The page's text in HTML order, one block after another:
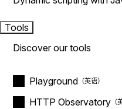
Tools
Discover our tools
Playground
HTTP Observatory